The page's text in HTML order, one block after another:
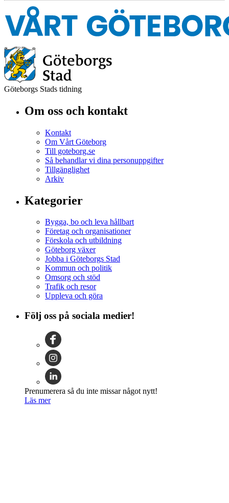
Göteborgs Stads tidning
Om oss och kontakt
Kontakt
Om Vårt Göteborg
Till goteborg.se
Så behandlar vi dina personuppgifter
Tillgänglighet
Arkiv
Kategorier
Bygga, bo och leva hållbart
Företag och organisationer
Förskola och utbildning
Göteborg växer
Jobba i Göteborgs Stad
Kommun och politik
Omsorg och stöd
Trafik och resor
Uppleva och göra
Följ oss på sociala medier!
Prenumerera så du inte missar något nytt!
Läs mer